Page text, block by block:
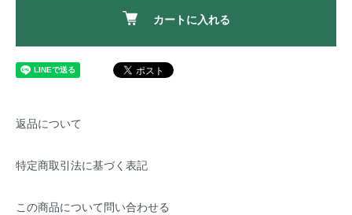
カートに入れる
返品について
特定商取引法に基づく表記
この商品について問い合わせる